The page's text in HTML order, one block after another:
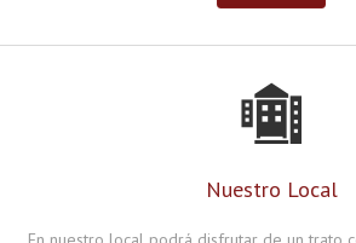
Nuestro Local